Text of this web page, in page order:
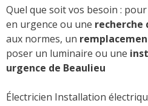
Quel que soit vos besoin :
en urgence ou une recherche
aux normes, un
poser un luminaire ou une
urgence de Beaulieu
Électricien Installation